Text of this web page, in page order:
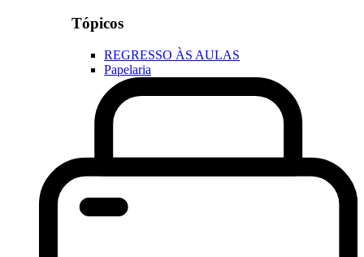
Tópicos
REGRESSO ÀS AULAS
Papelaria